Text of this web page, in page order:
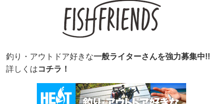
釣り・アウトドア好きな一般ライターさんを強力募集中!!
詳しくはコチラ！